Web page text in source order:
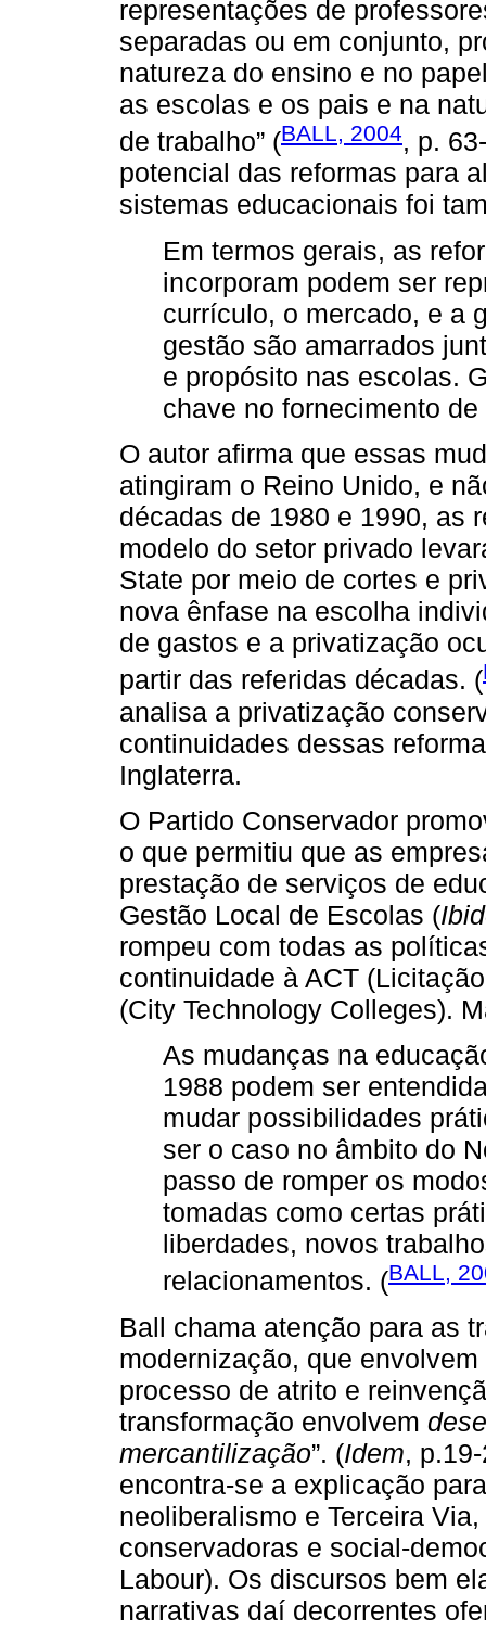
representações de
separadas ou em conjunto,
natureza do ensino e no
as escolas e os pais e na
de trabalho” (BALL, 2004, p.
potencial das reformas para
sistemas educacionais foi
Em termos gerais, as
incorporam podem ser
currículo, o mercado, e a
gestão são amarrados
e propósito nas escolas.
chave no fornecimento
O autor afirma que essas
atingiram o Reino Unido, e
décadas de 1980 e 1990, as
modelo do setor privado
State por meio de cortes e
nova ênfase na escolha
de gastos e a privatização
partir das referidas décadas. (
analisa a privatização
continuidades dessas
Inglaterra.
O Partido Conservador
o que permitiu que as
prestação de serviços de
Gestão Local de Escolas (
rompeu com todas as
continuidade à ACT
(City Technology Colleges).
As mudanças na
1988 podem ser
mudar possibilidades
ser o caso no âmbito do
passo de romper os
tomadas como certas
liberdades, novos
relacionamentos. (BALL,
Ball chama atenção para as
modernização, que
processo de atrito e
transformação envolvem
mercantilização”. (Idem,
encontra-se a explicação
neoliberalismo e Terceira
conservadoras e social-
Labour). Os discursos bem
narrativas daí decorrentes